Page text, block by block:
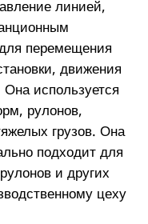
линией,
перемещения
движения
используется
рулонов,
грузов. Она
подходит для
и других
цеху